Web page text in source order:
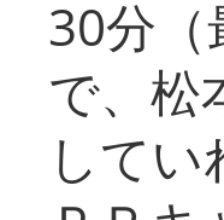
30分
で、松
して